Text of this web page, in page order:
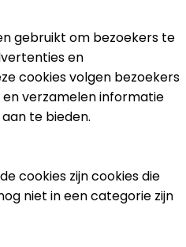
gebruikt om bezoekers te
en
cookies volgen bezoekers
verzamelen informatie
te bieden.
cookies zijn cookies die
niet in een categorie zijn